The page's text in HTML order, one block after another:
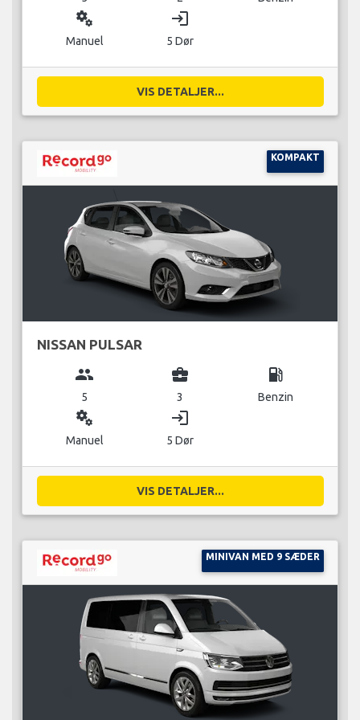
miscellaneous_services
Manuel
login
5 Dør
VIS DETALJER...
KOMPAKT
NISSAN PULSAR
group
5
business_center
3
local_gas_station
Benzin
miscellaneous_services
Manuel
login
5 Dør
VIS DETALJER...
MINIVAN MED 9 SÆDER